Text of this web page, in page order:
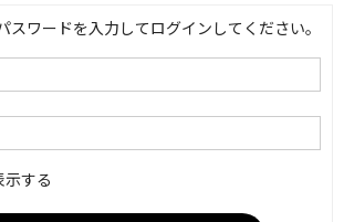
スワードを入力してログインしてください。
する